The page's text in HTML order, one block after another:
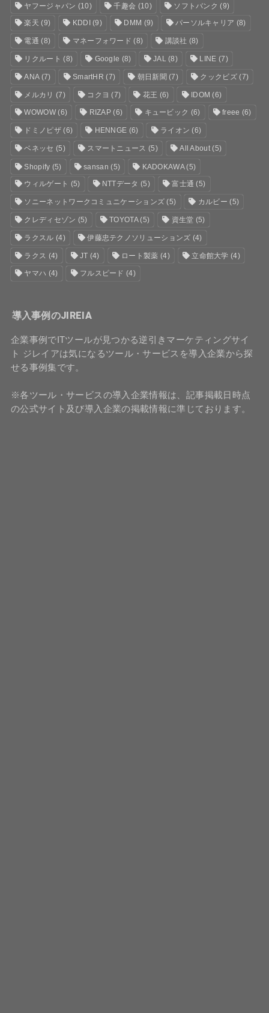
ヤフージャパン (10) 千趣会 (10) ソフトバンク (9)
楽天 (9) KDDI (9) DMM (9) パーソルキャリア (8)
電通 (8) マネーフォワード (8) 講談社 (8)
リクルート (8) Google (8) JAL(8) LINE (7)
ANA(7) SmartHR (7) 朝日新聞 (7) クックビズ(7)
メルカリ (7) コクヨ (7) 花王 (6) IDOM (6)
WOWOW(6) RIZAP (6) キュービック (6) freee (6)
ドミノピザ(6) HENNGE (6) ライオン (6)
ベネッセ (5) スマートニュース (5) All About(5)
Shopify (5) sansan (5) KADOKAWA(5)
ウィルゲート (5) NTTデータ (5) 富士通 (5)
ソニーネットワークコミュニケーションズ (5) カルビー (5)
クレディセゾン (5) TOYOTA(5) 資生堂 (5)
ラクスル (4) 伊藤忠テクノソリューションズ (4)
ラクス (4) JT (4) ロート製薬 (4) 立命館大学 (4)
ヤマハ (4) フルスピード (4)
導入事例のJIREIA
企業事例でITツールが見つかる逆引きマーケティングサイ
ト ジレイアは気になるツール・サービスを導入企業から探
せる事例集です。
※各ツール・サービスの導入企業情報は、記事掲載日時点
の公式サイト及び導入企業の掲載情報に準じております。